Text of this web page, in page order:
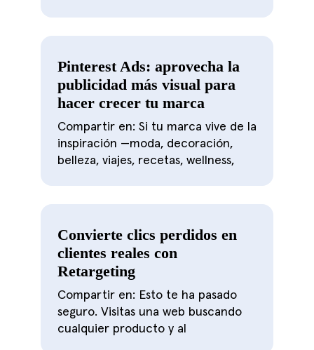
Pinterest Ads: aprovecha la
publicidad más visual para
hacer crecer tu marca
Compartir en: Si tu marca vive de la
inspiración —moda, decoración,
belleza, viajes, recetas, wellness,
Convierte clics perdidos en
clientes reales con
Retargeting
Compartir en: Esto te ha pasado
seguro. Visitas una web buscando
cualquier producto y al